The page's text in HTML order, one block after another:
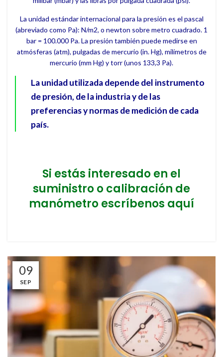
La unidad estándar internacional para la presión es el pascal
(abreviado como Pa): N/m2, o newton sobre metro cuadrado. 1
bar = 100.000 Pa. La presión también puede medirse en
atmósferas (atm), pulgadas de mercurio (in. Hg), milímetros de
mercurio (mm Hg) y torr (unos 133,3 Pa).
La unidad utilizada depende del instrumento
de presión, de la industria y de las
preferencias y normas de medición de cada
país.
Si estás interesado en el
suministro o calibración de
manómetro escríbenos aquí
09
SEP